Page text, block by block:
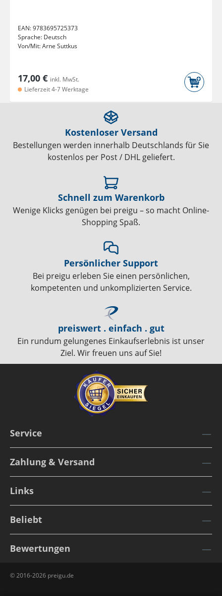
EAN:9783695725373
Sprache: Deutsch
Von/Mit:Arne Suttkus
17,00 € inkl. MwSt.
Lieferzeit 4-7 Werktage
Kostenloser Versand
Bestellungen werden innerhalb Deutschlands für Sie
kostenlos per Post / DHL geliefert.
Schnell zum Warenkorb
Wenige Klicks genügen bei preigu – so macht Online-
Shopping Spaß.
Persönlicher Support
Bei preigu erleben Sie einen persönlichen,
kompetenten und unkomplizierten Service.
preiswert . einfach . gut
Ein rundum gelungenes Einkaufserlebnis ist unser
Ziel. Wir freuen uns auf Sie!
Service
Zahlung & Versand
Links
Beliebt
Bewertungen
© 2016-2026 preigu.de